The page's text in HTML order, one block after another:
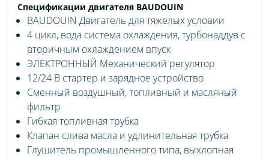
Спецификации двигателя BAUDOUIN
BAUDOUIN Двигатель для тяжелых условии
4 цикл, вода система охлаждения, турбонаддув с
вторичным охлаждением впуск
ЭЛЕКТРОННЫЙ Механический регулятор
12/24 В стартер и зарядное устройство
Сменный воздушный, топливный и масляный
фильтр
Гибкая топливная трубка
Клапан слива масла и удлинительная трубка
Глушитель промышленного типа, выхлопная